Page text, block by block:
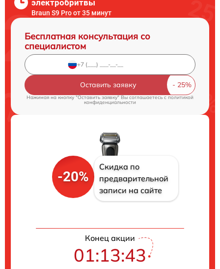
электробритвы
Braun S9 Pro от 35 минут
Бесплатная консультация со
специалистом
Оставить заявку
Нажимая на кнопку "Оставить заявку" Вы соглашаетесь cполитикой
конфиденциальности
-20%
Скидка по
предварительной
записи на сайте
Конец акции
01:13:42